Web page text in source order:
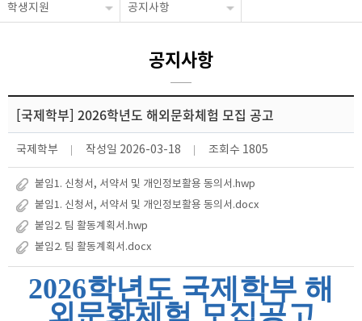
학생지원 공지사항
공지사항
[국제학부] 2026학년도 해외문화체험 모집 공고
국제학부 작성일 2026-03-18 조회수 1805
붙임1. 신청서, 서약서 및 개인정보활용 동의서.hwp
붙임1. 신청서, 서약서 및 개인정보활용 동의서.docx
붙임2. 팀 활동계획서.hwp
붙임2. 팀 활동계획서.docx
2026학년도 국제학부 해
외문화체험 모집공고